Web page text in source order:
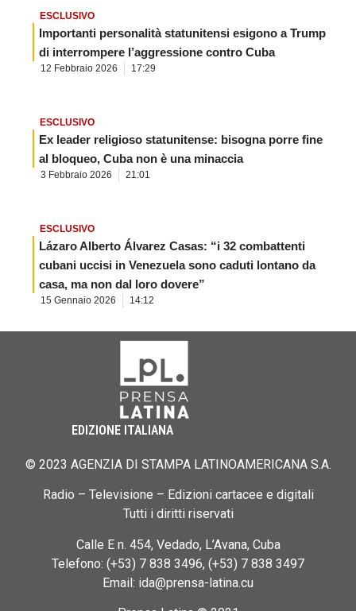
ESCLUSIVO
Importanti personalità statunitensi esigono a Trump
di interrompere l’aggressione contro Cuba
12 Febbraio 2026 17:29
ESCLUSIVO
Ex leader religioso statunitense: bisogna porre fine
al bloqueo, Cuba non è una minaccia
3 Febbraio 2026 21:01
ESCLUSIVO
Lázaro Alberto Álvarez Casas: “i 32 combattenti
cubani uccisi in Venezuela sono caduti lontano da
casa, ma non dal loro dovere”
15 Gennaio 2026 14:12
EDIZIONE ITALIANA
© 2023 AGENZIA DI STAMPA LATINOAMERICANA S.A.
Radio – Televisione – Edizioni cartacee e digitali
Tutti i diritti riservati
Calle E n. 454, Vedado, L’Avana, Cuba
Telefono: (+53) 7 838 3496, (+53) 7 838 3497
Email: ida@prensa-latina.cu